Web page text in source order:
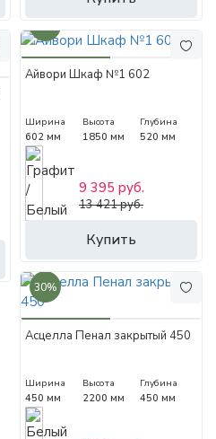
Айвори Шкаф №1 602
Ширина
602 мм
Высота
1850 мм
Глубина
520 мм
Купить
9 395 руб.
13 421 руб.
30%
Асцелла Пенал закрытый 450
Ширина
450 мм
Высота
2200 мм
Глубина
450 мм